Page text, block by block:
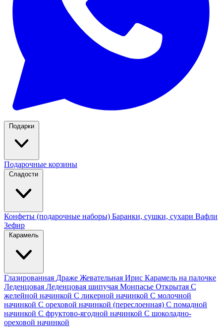
Подарки
Подарочные корзины
Сладости
Конфеты (подарочные наборы) Баранки, сушки, сухари Вафли
Зефир
Карамель
Глазированная Драже Жевательная Ирис Карамель на палочке
Леденцовая Леденцовая шипучая Монпасье Открытая С
желейной начинкой С ликерной начинкой С молочной
начинкой С ореховой начинкой (переслоенная) С помадной
начинкой С фруктово-ягодной начинкой С шоколадно-
ореховой начинкой